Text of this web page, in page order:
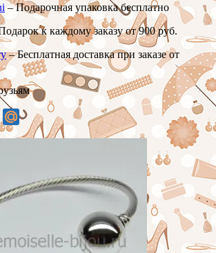
– Подарочная упаковка бесплатно
к каждому заказу от 900 руб.
– Бесплатная доставка при заказе от